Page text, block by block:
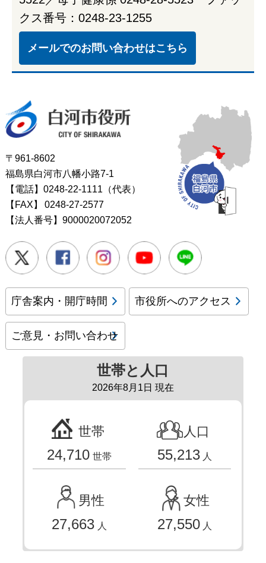
クス番号：0248-23-1255
メールでのお問い合わせはこちら
〒961-8602
福島県白河市八幡小路7-1
【電話】0248-22-1111（代表）
【FAX】
0248-27-2577
【法人番号】9000020072052
Twitter FacebookInstagramYoutube
庁舎案内・開庁時間 市役所へのアクセス
ご意見・お問い合わせ
世帯と人口
2026年8月1日 現在
世帯
24,710 世帯
人口
55,213 人
男性
27,663 人
女性
27,550 人